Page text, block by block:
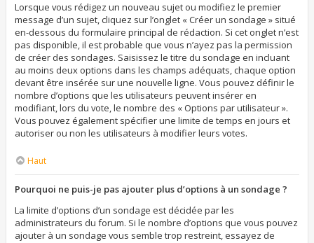
Lorsque vous rédigez un nouveau sujet ou modifiez le premier
message d’un sujet, cliquez sur l’onglet « Créer un sondage » situé
en-dessous du formulaire principal de rédaction. Si cet onglet n’est
pas disponible, il est probable que vous n’ayez pas la permission
de créer des sondages. Saisissez le titre du sondage en incluant
au moins deux options dans les champs adéquats, chaque option
devant être insérée sur une nouvelle ligne. Vous pouvez définir le
nombre d’options que les utilisateurs peuvent insérer en
modifiant, lors du vote, le nombre des « Options par utilisateur ».
Vous pouvez également spécifier une limite de temps en jours et
autoriser ou non les utilisateurs à modifier leurs votes.
Haut
Pourquoi ne puis-je pas ajouter plus d’options à un sondage ?
La limite d’options d’un sondage est décidée par les
administrateurs du forum. Si le nombre d’options que vous pouvez
ajouter à un sondage vous semble trop restreint, essayez de